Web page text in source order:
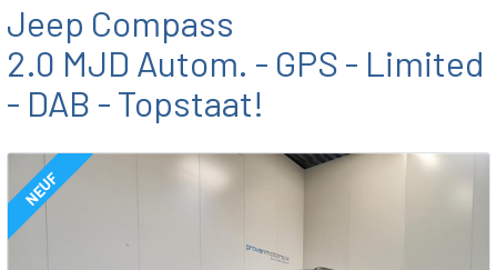
Jeep Compass
2.0 MJD Autom. - GPS - Limited
- DAB - Topstaat!
NEUF